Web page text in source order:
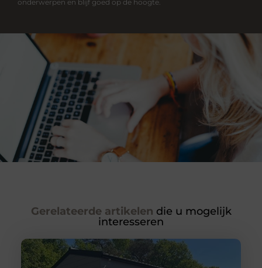
onderwerpen en blijf goed op de hoogte.
Gerelateerde artikelen die u mogelijk
interesseren